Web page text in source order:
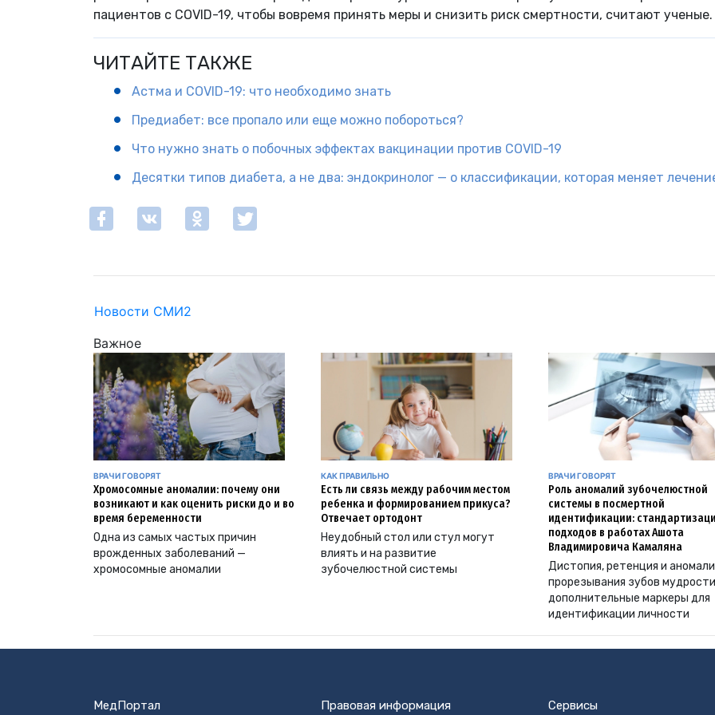
пациентов с COVID-19, чтобы вовремя принять меры и снизить риск смертности, считают ученые.
ЧИТАЙТЕ ТАКЖЕ
Астма и COVID-19: что необходимо знать
Предиабет: все пропало или еще можно побороться?
Что нужно знать о побочных эффектах вакцинации против COVID-19
Десятки типов диабета, а не два: эндокринолог — о классификации, которая меняет
Новости СМИ2
Важное
ВРАЧИ ГОВОРЯТ
Хромосомные аномалии: почему они
возникают и как оценить риски до и во
время беременности
Одна из самых частых причин
врожденных заболеваний —
хромосомные аномалии
КАК ПРАВИЛЬНО
Есть ли связь между рабочим местом
ребенка и формированием прикуса?
Отвечает ортодонт
Неудобный стол или стул могут
влиять и на развитие
зубочелюстной системы
ВРАЧИ ГОВОРЯТ
Роль аномалий зубочелюстной
системы в посмертной
идентификации:
подходов в работах Ашота
Владимировича Камаляна
Дистопия, ретенция и
прорезывания зубов
дополнительные маркеры для
идентификации личности
МедПортал Правовая информация Сервисы